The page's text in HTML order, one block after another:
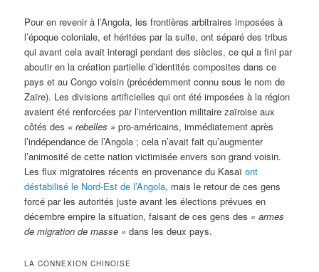
Pour en revenir à l’Angola, les frontières arbitraires imposées à
l’époque coloniale, et héritées par la suite, ont séparé des tribus
qui avant cela avait interagi pendant des siècles, ce qui a fini par
aboutir en la création partielle d’identités composites dans ce
pays et au Congo voisin (précédemment connu sous le nom de
Zaïre). Les divisions artificielles qui ont été imposées à la région
avaient été renforcées par l’intervention militaire zaïroise aux
côtés des «rebelles » pro-américains, immédiatement après
l’indépendance de l’Angola ; cela n’avait fait qu’augmenter
l’animosité de cette nation victimisée envers son grand voisin.
Les flux migratoires récents en provenance du Kasaïont
déstabilisé le Nord-Est de l’Angola, mais le retour de ces gens
forcé par les autorités juste avant les élections prévues en
décembre empire la situation, faisant de ces gens des « armes
de migration de masse » dans les deux pays.
LA CONNEXION CHINOISE